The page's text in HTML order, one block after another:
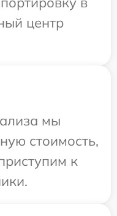
центр
мы
стоимость,
к